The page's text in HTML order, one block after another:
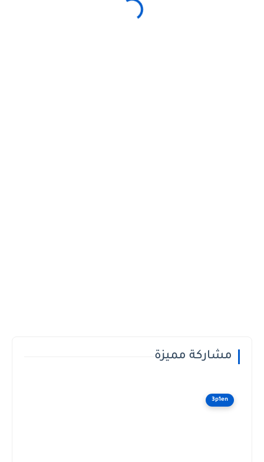
مشاركة مميزة
3p1en